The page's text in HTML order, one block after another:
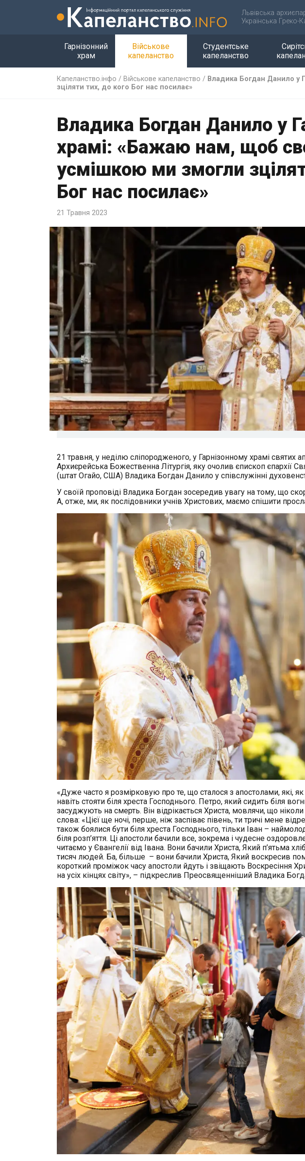
Львівська
Українська Греко-
Гарнізонний
храм
Військове
капеланство
Студентське
капеланство
Капеланство.інфо / Військове капеланство / Владика Богдан Данило у
зціляти тих, до кого Бог нас посилає»
Владика Богдан Данило у
храмі: «Бажаю нам, щоб
усмішкою ми змогли
Бог нас посилає»
21 Травня 2023
21 травня, у неділю сліпородженого, у Гарнізонному храмі святих
Архиєрейська Божественна Літургія, яку очолив єпископ єпархії
(штат Огайо, США) Владика Богдан Данило у співслужінні
У своїй проповіді Владика Богдан зосередив увагу на тому, що
А, отже, ми, як послідовники учнів Христових, маємо спішити
«Дуже часто я розмірковую про те, що сталося з апостолами, які,
навіть стояти біля хреста Господнього. Петро, який сидить біля
засуджують на смерть. Він відрікається Христа, мовлячи, що
слова: «Цієї ще ночі, перше, ніж заспіває півень, ти тричі мене
також боялися бути біля хреста Господнього, тільки Іван –
біля розп’яття. Ці апостоли бачили все, зокрема і чудесне
читаємо у Євангелії від Івана. Вони бачили Христа, Який п’ятьма
тисяч людей. Ба, більше – вони бачили Христа, Який воскресив
короткий проміжок часу апостоли йдуть і звіщають Воскресіння
на усіх кінцях світу», – підкреслив Преосвященніший Владика